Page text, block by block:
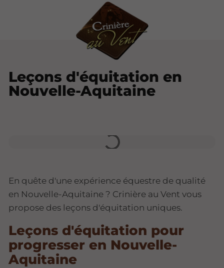
Leçons d'équitation en
Nouvelle-Aquitaine
En quête d'une expérience équestre de qualité
en Nouvelle-Aquitaine ? Crinière au Vent vous
propose des leçons d'équitation uniques.
Leçons d'équitation pour
progresser en Nouvelle-
Aquitaine